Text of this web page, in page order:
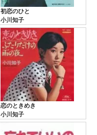
初恋のひと
小川知子
恋のときめき
小川知子